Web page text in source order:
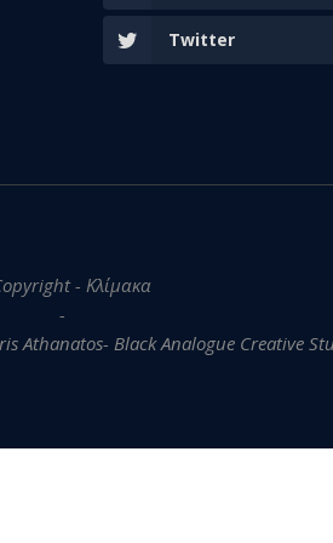
Twitter
- Κλίμακα
-
Athanatos- Black Analogue Creative